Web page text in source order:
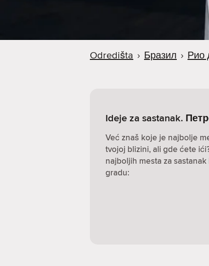
Odredišta › Бразил › Рио
Ideje za sastanak.
Već znaš koje je najbolje
tvojoj blizini, ali gde ćete
najboljih mesta za
gradu: